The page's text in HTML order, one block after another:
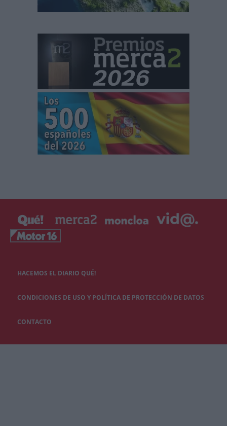
HACEMOS EL DIARIO QUÉ!
CONDICIONES DE USO Y POLÍTICA DE PROTECCIÓN DE DATOS
CONTACTO